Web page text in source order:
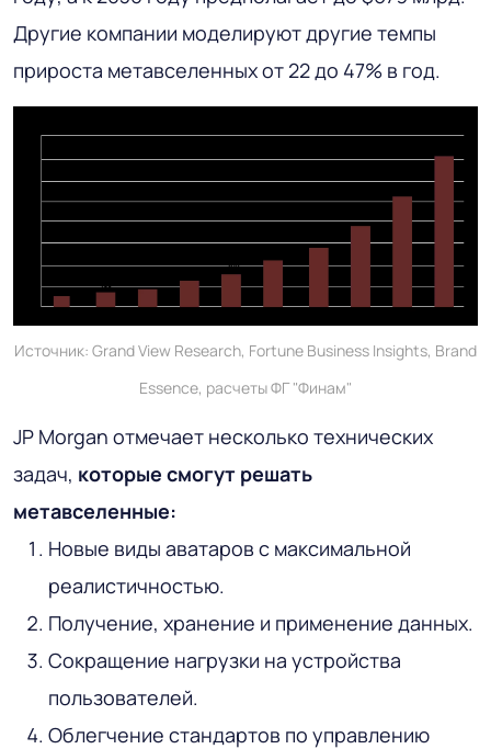
Другие компании моделируют другие темпы
прироста метавселенных от 22 до 47% в год.
Источник: Grand View Research, Fortune Business Insights, Brand
Essence, расчеты ФГ "Финам"
JP Morgan отмечает несколько технических
задач, которые смогут решать
метавселенные:
Новые виды аватаров с максимальной
реалистичностью.
Получение, хранение и применение данных.
Сокращение нагрузки на устройства
пользователей.
Облегчение стандартов по управлению